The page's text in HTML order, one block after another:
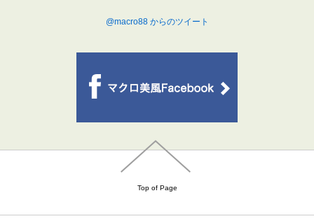
@macro88 からのツイート
Top of Page